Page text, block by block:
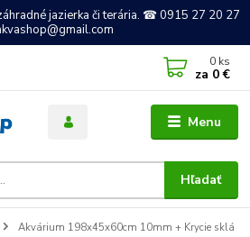
jazierka či terária. ☎ 0915 27 20 27
Menu
Hľadať
0 ks
za 0 €
Akvárium 198x45x60cm 10mm + Krycie sklá